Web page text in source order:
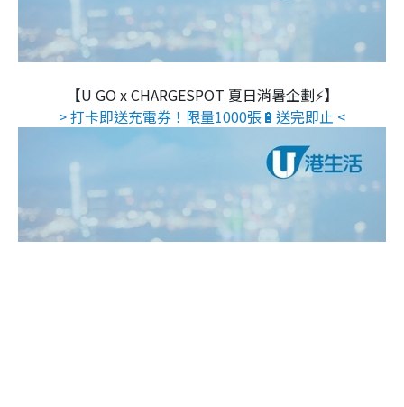
【U GO x CHARGESPOT 夏日消暑企劃⚡】
> 打卡即送充電券！限量1000張🔋送完即止 <